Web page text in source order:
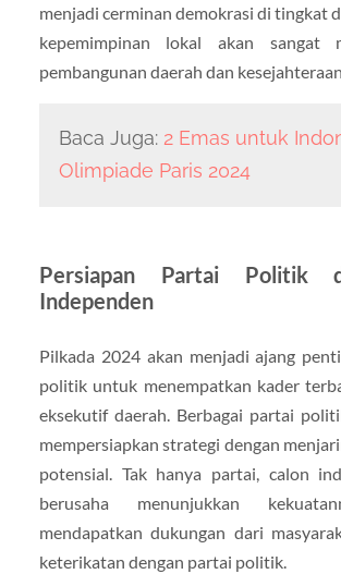
menjadi cerminan demokrasi di tingkat
kepemimpinan lokal akan sangat
pembangunan daerah dan
Baca Juga: 2 Emas untuk
Olimpiade Paris 2024
Persiapan Partai Politik
Independen
Pilkada 2024 akan menjadi ajang
politik untuk menempatkan kader
eksekutif daerah. Berbagai partai
mempersiapkan strategi dengan
potensial. Tak hanya partai, calon
berusaha menunjukkan
mendapatkan dukungan dari
keterikatan dengan partai politik.